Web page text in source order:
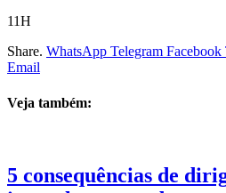
11H
Share. WhatsApp Telegram Facebook
Email
Veja também:
5 consequências de